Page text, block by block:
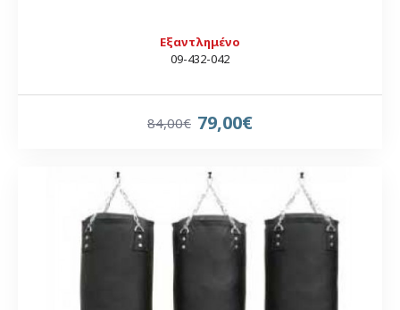
Εξαντλημένο
09-432-042
79,00€
84,00€